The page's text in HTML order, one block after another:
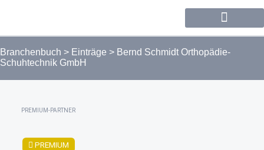
Branchenbuch > Einträge > Bernd Schmidt Orthopädie-
Schuhtechnik GmbH
PREMIUM-PARTNER
PREMIUM